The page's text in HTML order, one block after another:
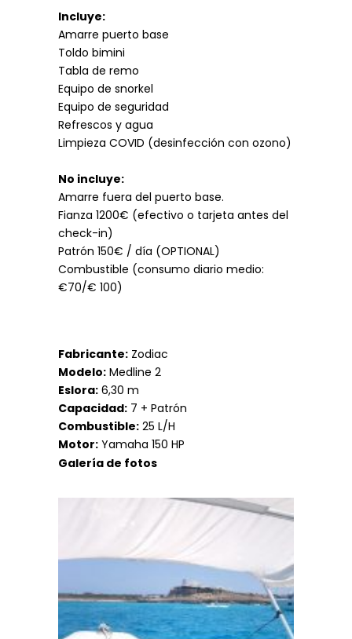
Incluye:
Amarre puerto base
Toldo bimini
Tabla de remo
Equipo de snorkel
Equipo de seguridad
Refrescos y agua
Limpieza COVID (desinfección con ozono)
No incluye:
Amarre fuera del puerto base.
Fianza 1200€ (efectivo o tarjeta antes del
check-in)
Patrón 150€ / día (OPTIONAL)
Combustible (consumo diario medio:
€70/€ 100)
Fabricante: Zodiac
Modelo: Medline 2
Eslora: 6,30 m
Capacidad: 7 + Patrón
Combustible: 25 L/H
Motor: Yamaha 150 HP
Galería de fotos